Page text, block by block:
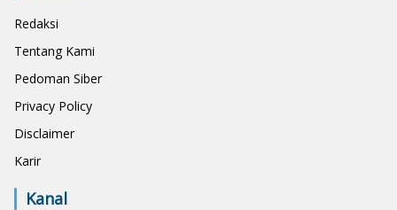
Redaksi
Tentang Kami
Pedoman Siber
Privacy Policy
Disclaimer
Karir
Kanal